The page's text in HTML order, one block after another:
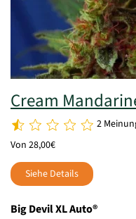
Cream
2
Von 28,00€
Siehe Details
Big Devil XL Auto®